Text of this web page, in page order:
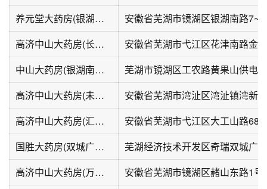
养元堂大药房(银湖南路店)
安徽省芜湖市镜湖区银湖南路
高济中山大药房(长江长店)
安徽省芜湖市弋江区花津南路金
中山大药房(银湖南路二店)
芜湖市镜湖区工农路黄果山供电
高济中山大药房(未来城店)
高济中山大药房(汇成名郡店)
安徽省芜湖市弋江区大工山路68
国胜大药房(双城广场店)
芜湖经济技术开发区奇瑞双城广
高济中山大药房(万达广场芜湖镜湖店)
安徽省芜湖市镜湖区赭山东路1号